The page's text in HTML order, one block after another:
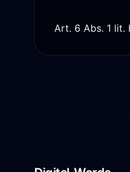
Art. 6 Abs. 1 lit.